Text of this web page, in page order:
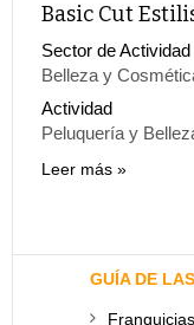
Basic Cut
Sector de Actividad
Belleza y
Actividad
Peluquería y
Leer más
GUÍA DE